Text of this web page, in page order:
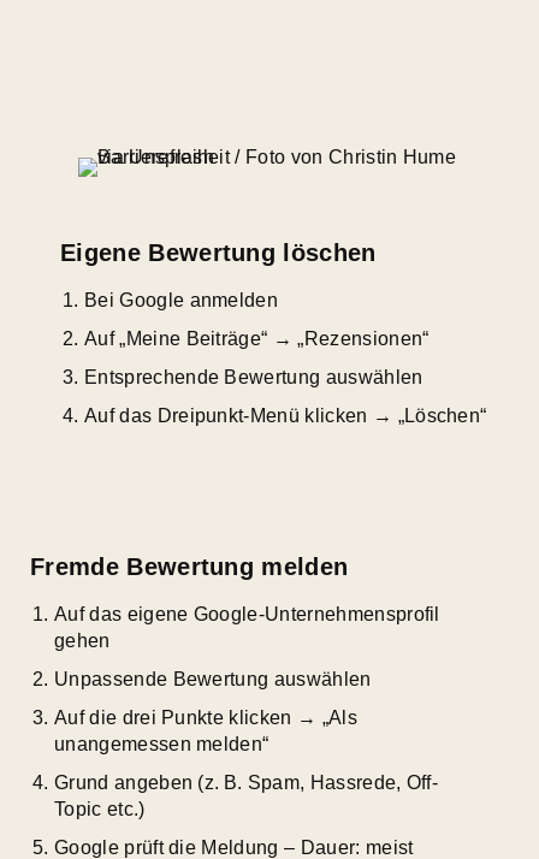
Eigene Bewertung löschen
Bei Google anmelden
Auf „Meine Beiträge“ → „Rezensionen“
Entsprechende Bewertung auswählen
Auf das Dreipunkt-Menü klicken → „Löschen“
Fremde Bewertung melden
Auf das eigene Google-Unternehmensprofil
gehen
Unpassende Bewertung auswählen
Auf die drei Punkte klicken → „Als
unangemessen melden“
Grund angeben (z. B. Spam, Hassrede, Off-
Topic etc.)
Google prüft die Meldung – Dauer: meist